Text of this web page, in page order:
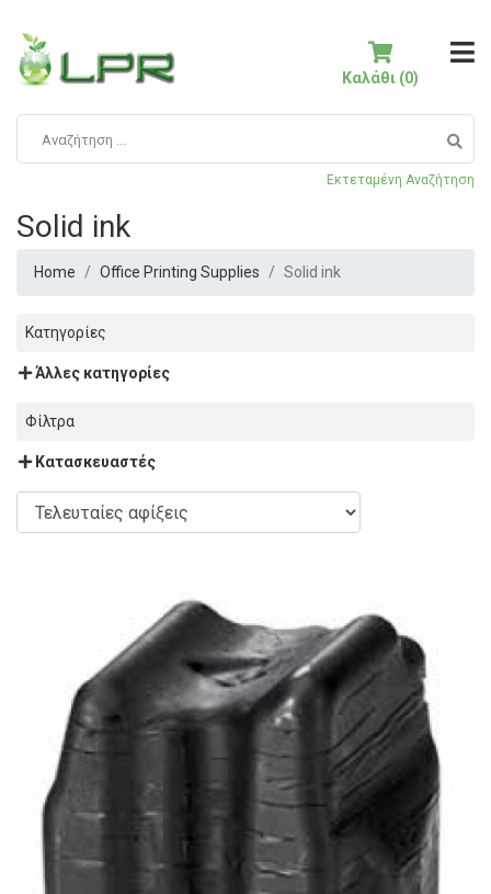
Εκτεταμένη Αναζήτηση
Καλάθι (0)
Solid ink
Home Office Printing Supplies Solid ink
Κατηγορίες
Άλλες κατηγορίες
Φίλτρα
Κατασκευαστές